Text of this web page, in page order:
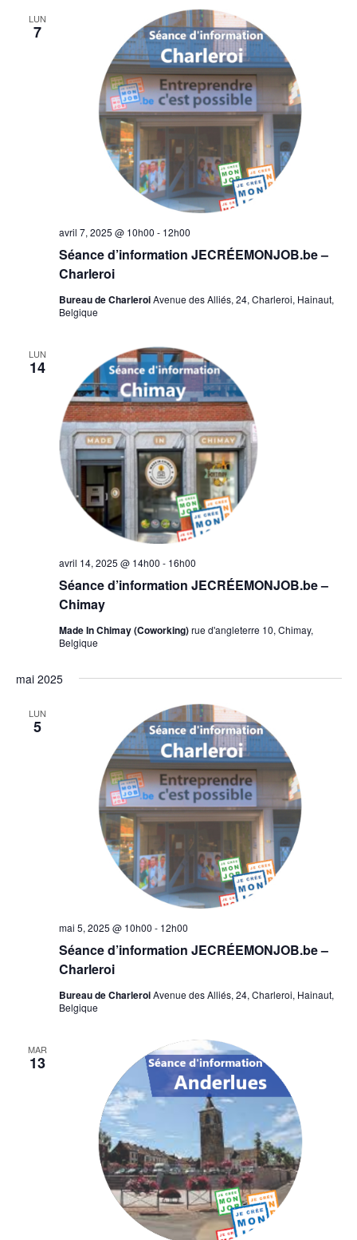
LUN
7
Séance d’information JECRÉEMONJOB.be –
Charleroi
avril 7, 2025 @ 10h00 - 12h00
Bureau de CharleroiAvenue des Alliés, 24, Charleroi, Hainaut,
Belgique
LUN
14
Séance d’information JECRÉEMONJOB.be –
Chimay
avril 14, 2025 @ 14h00 - 16h00
Made In Chimay (Coworking)rue d'angleterre 10, Chimay,
Belgique
mai 2025
LUN
5
Séance d’information JECRÉEMONJOB.be –
Charleroi
mai 5, 2025 @ 10h00 - 12h00
Bureau de CharleroiAvenue des Alliés, 24, Charleroi, Hainaut,
Belgique
MAR
13